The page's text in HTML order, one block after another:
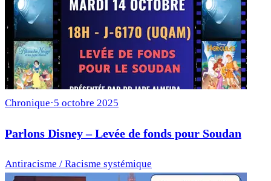
Chronique·5 octobre 2025
Parlons Disney – Levée de fonds pour Soudan
Antiracisme / Racisme systémique